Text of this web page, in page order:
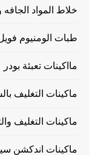
خلاط المواد الجافه
طبات الومنيوم
مااكينات تعبئة بودر
ماكينات التغليف
ماكينات التغليف
ماكينات اندكشن